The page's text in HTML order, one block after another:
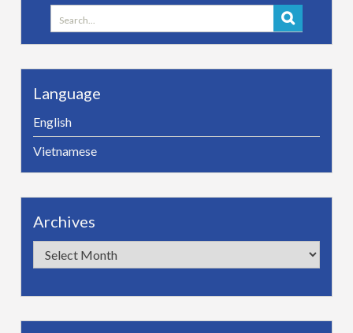
Search
for:
Language
English
Vietnamese
Archives
Archives